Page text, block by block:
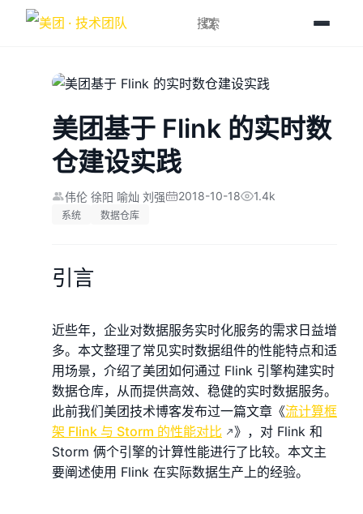
美团基于 Flink 的实时数
仓建设实践
伟伦 徐阳 喻灿 刘强 2018-10-18 1.4k
系统 数据仓库
引言
近些年，企业对数据服务实时化服务的需求日益增
多。本文整理了常见实时数据组件的性能特点和适
用场景，介绍了美团如何通过 Flink 引擎构建实时
数据仓库，从而提供高效、稳健的实时数据服务。
此前我们美团技术博客发布过一篇文章《流计算框
架 Flink 与 Storm 的性能对比
》，对 Flink 和
Storm 俩个引擎的计算性能进行了比较。本文主
要阐述使用 Flink 在实际数据生产上的经验。